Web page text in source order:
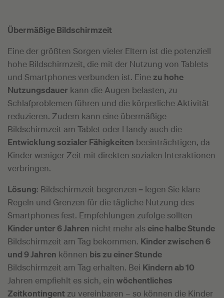
Übermäßige Bildschirmzeit
Eine der größten Sorgen vieler Eltern ist die potenziell
hohe Bildschirmzeit, die mit der Nutzung von Tablets
und Smartphones verbunden ist. Eine zu hohe
Nutzungsdauer kann die Augen belasten, zu
Schlafproblemen führen und die körperliche Aktivität
reduzieren. Zudem kann eine übermäßige
Bildschirmzeit am Tablet oder Handy auch die
Entwicklung sozialer Fähigkeiten beeinträchtigen, da
Kinder weniger Zeit mit direkten sozialen Interaktionen
verbringen.
Lösung: Bildschirmzeit begrenzen – legen Sie klare
Regeln und Grenzen für die tägliche Nutzung des
Smartphones fest. Empfehlungen zufolge sollten
Kinder unter 6 Jahren nicht mehr alseine halbe Stunde
Bildschirmzeit am Tag bekommen. Kinder zwischen 6
und 9 Jahren können bis zu einer Stunde
Bildschirmzeit am Tag erhalten. Bei Kindern ab 10
Jahren empfiehlt es sich, ein wöchentliches
Zeitkontingent zu vereinbaren – so können die Kinder